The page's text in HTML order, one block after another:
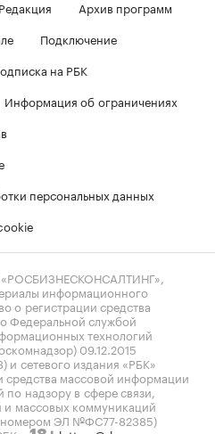
Редакция
Архив программ
Подключение
на РБК
Информация об ограничениях
персональных данных
информационного
о регистрации средства
Федеральной службой
технологий
09.12.2015
сетевого издания «РБК»
средства массовой информации
надзору в сфере связи,
массовых коммуникаций
номером ЭЛ №ФС77-82385)